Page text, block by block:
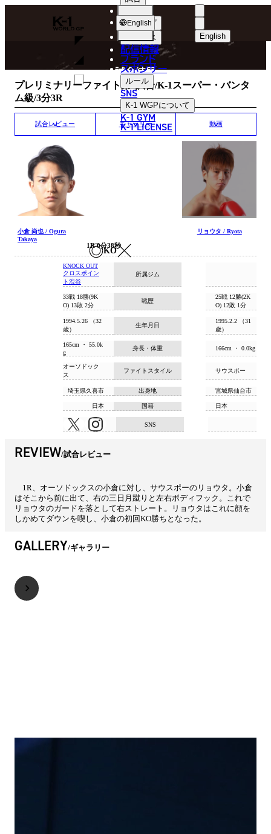
K-
WGP
English
ショップ
ニュース
配信情報
ブランド
スポンサー
ルール
SNS
K-1 WGPについて
K-1 GYM
K-1 LICENSE
English
MATCH RESULT
試合結果
プレリミナリーファイト第1試合/K-1スーパー・バンタ
ム級/3分3R
試合レビュー ギャラリー 動画
小倉 尚也 / Ogura
Takaya
KO
1R 0分38秒
リョウタ / Ryota
所属ジム
KNOCK OUT
クロスポイン
ト渋谷
戦歴
33戦 18勝(9K
O) 13敗 2分
25戦 12勝(2K
O) 12敗 1分
生年月日
1994.5.26 （32
歳）
1995.2.2 （31
歳）
身長・体重
165cm ・ 55.0k
g
166cm ・ 0.0kg
ファイトスタイル
オーソドック
ス
サウスポー
出身地
埼玉県久喜市 宮城県仙台市
国籍
日本 日本
SNS
REVIEW 試合レビュー
1R、オーソドックスの小倉に対し、サウスポーのリョウタ。小倉
はそこから前に出て、右の三日月蹴りと左右ボディフック。これで
リョウタのガードを落として右ストレート。リョウタはこれに顔を
しかめてダウンを喫し、小倉の初回KO勝ちとなった。
GALLERY ギャラリー